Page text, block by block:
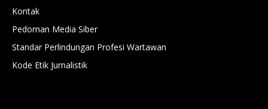
Kontak
Pedoman Media Siber
Standar Perlindungan Profesi Wartawan
Kode Etik Jurnalistik